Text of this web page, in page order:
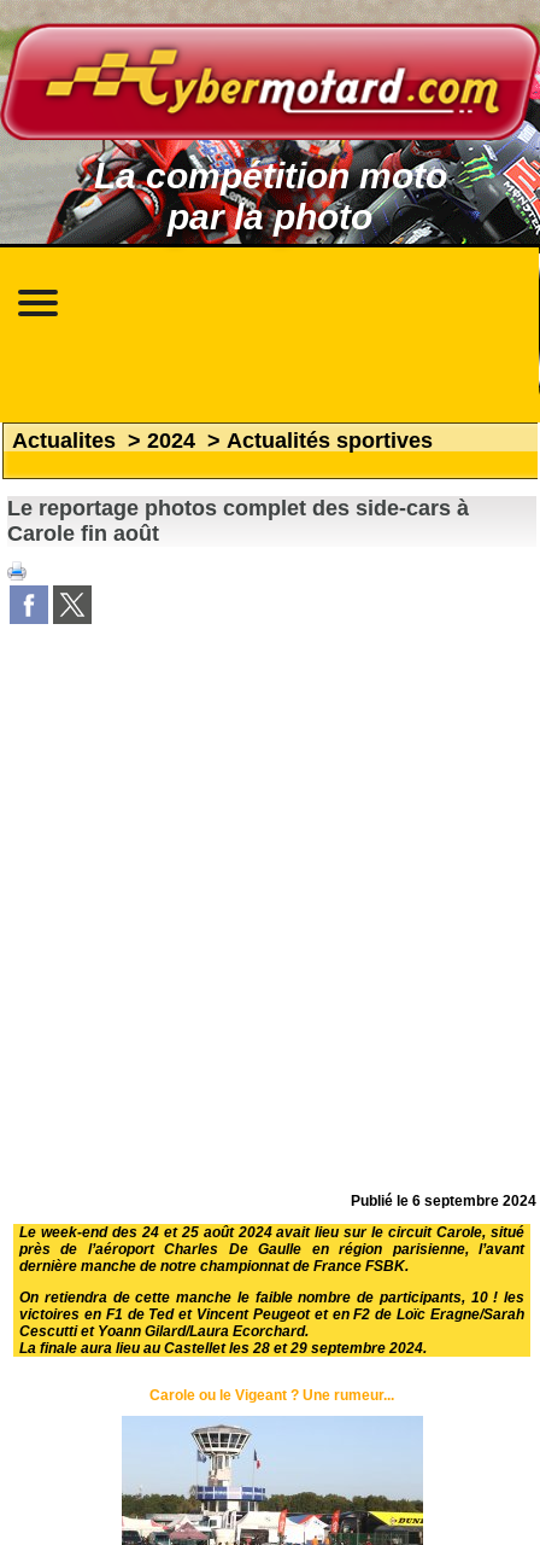
La compétition moto
par la photo
Actualites > 2024 > Actualités sportives
Le reportage photos complet des side-cars à
Carole fin août
Publié le6 septembre 2024
Le week-end des 24 et 25 août 2024 avait lieu sur le circuit Carole, situé
près de l’aéroport Charles De Gaulle en région parisienne, l’avant
dernière manche de notre championnat de France FSBK.
On retiendra de cette manche le faible nombre de participants, 10 ! les
victoires en F1 de Ted et Vincent Peugeot et en F2 de Loïc Eragne/Sarah
Cescutti et Yoann Gilard/Laura Ecorchard.
La finale aura lieu au Castellet les 28 et 29 septembre 2024.
Carole ou le Vigeant ? Une rumeur...